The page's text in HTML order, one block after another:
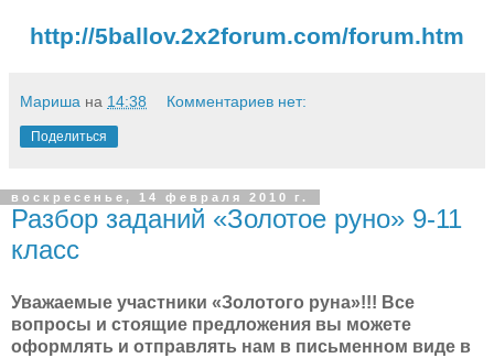
http://5ballov.2x2forum.com/forum.htm
Мариша на 14:38 Комментариев нет:
Поделиться
воскресенье, 14 февраля 2010 г.
Разбор заданий «Золотое руно» 9-11
класс
Уважаемые участники «Золотого руна»!!! Все
вопросы и стоящие предложения вы можете
оформлять и отправлять нам в письменном виде в